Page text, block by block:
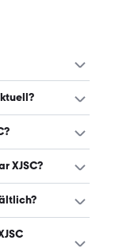
17.372
davon
und 295
XJSC?
manuellem
blau, rot,